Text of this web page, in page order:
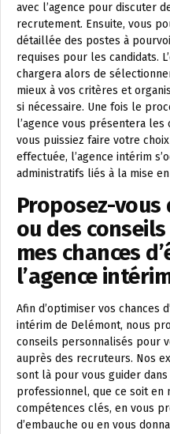
avec l’agence pour discuter
recrutement. Ensuite, vous
détaillée des postes à
requises pour les candidats.
chargera alors de
mieux à vos critères et
si nécessaire. Une fois le
l’agence vous présentera
vous puissiez faire votre
effectuée, l’agence intérim
administratifs liés à la mise
Proposez-
ou des
mes chances
l’agence
Afin d’optimiser vos chances
intérim de Delémont, nous
conseils personnalisés pour
auprès des recruteurs. Nos
sont là pour vous guider
professionnel, que ce soit en
compétences clés, en vous
d’embauche ou en vous